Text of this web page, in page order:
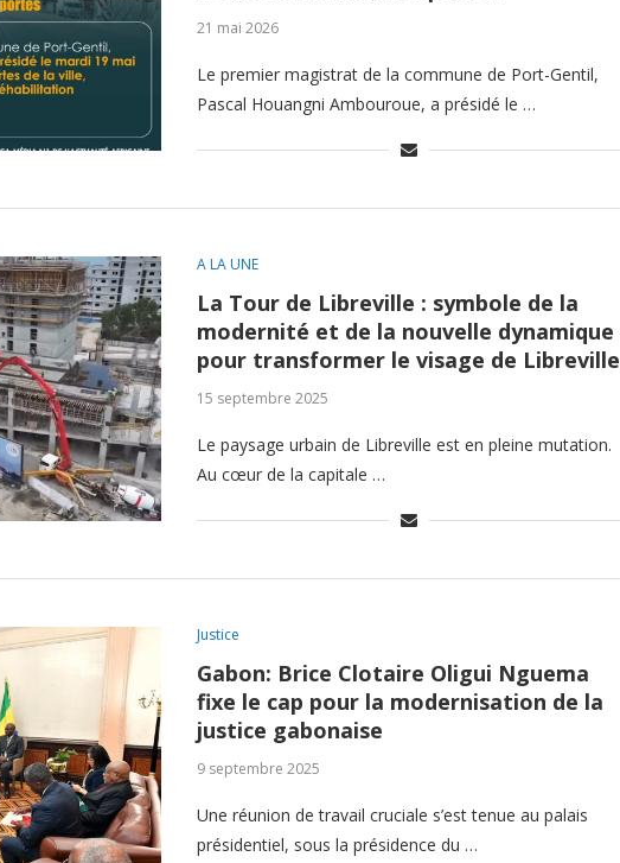
21 mai 2026
Le premier magistrat de la commune de Port-Gentil,
Pascal Houangni Ambouroue, a présidé le …
A LA UNE
La Tour de Libreville : symbole de la
modernité et de la nouvelle dynamique
pour transformer le visage de Libreville
15 septembre 2025
Le paysage urbain de Libreville est en pleine mutation.
Au cœur de la capitale …
Justice
Gabon: Brice Clotaire Oligui Nguema
fixe le cap pour la modernisation de la
justice gabonaise
9 septembre 2025
Une réunion de travail cruciale s’est tenue au palais
présidentiel, sous la présidence du …